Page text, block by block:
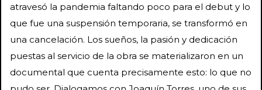
atravesó la pandemia faltando poco para el debut y lo
que fue una suspensión temporaria, se transformó en
una cancelación. Los sueños, la pasión y dedicación
puestas al servicio de la obra se materializaron en un
documental que cuenta precisamente esto: lo que no